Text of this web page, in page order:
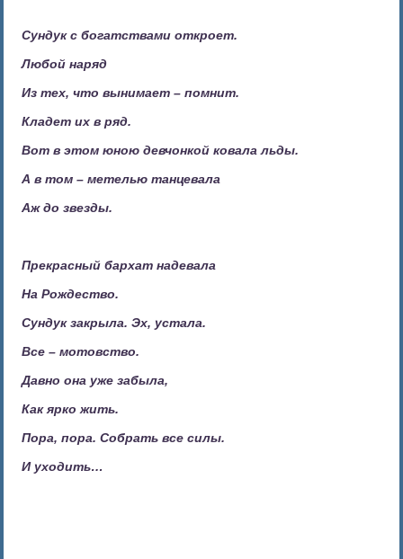
Сундук с богатствами откроет.
Любой наряд
Из тех, что вынимает – помнит.
Кладет их в ряд.
Вот в этом юною девчонкой ковала льды.
А в том – метелью танцевала
Аж до звезды.
Прекрасный бархат надевала
На Рождество.
Сундук закрыла. Эх, устала.
Все – мотовство.
Давно она уже забыла,
Как ярко жить.
Пора, пора. Собрать все силы.
И уходить…